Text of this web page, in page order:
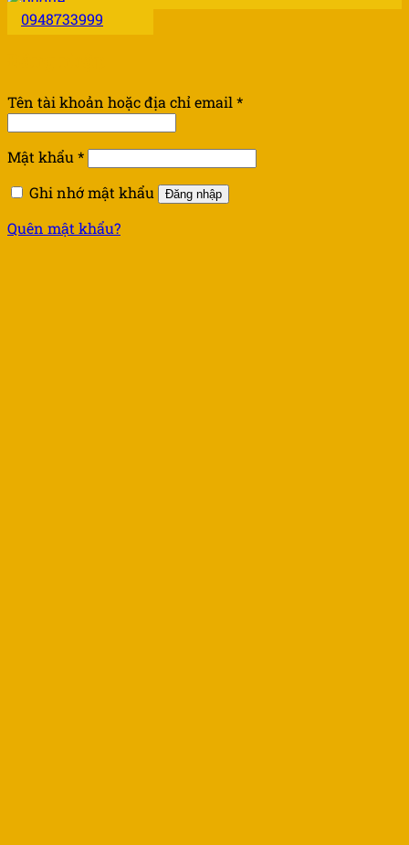
0948733999
Tên tài khoản hoặc địa chỉ email *
Mật khẩu *
Ghi nhớ mật khẩu
Đăng nhập
Quên mật khẩu?